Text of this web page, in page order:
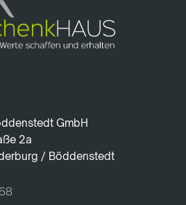
GmbH
2a
/ Böddenstedt